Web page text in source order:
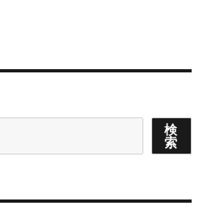
検
索